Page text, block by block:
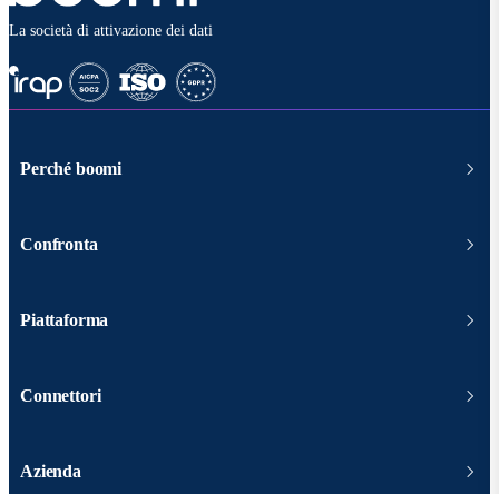
La società di attivazione dei dati
Perché boomi
Confronta
Piattaforma
Connettori
Azienda